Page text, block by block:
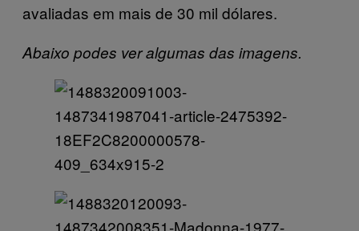
avaliadas em mais de 30 mil dólares.
Abaixo podes ver algumas das imagens.